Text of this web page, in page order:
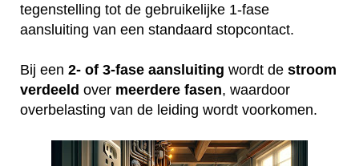
tegenstelling tot de gebruikelijke 1-fase
aansluiting van een standaard stopcontact.
Bij een 2- of 3-fase aansluiting wordt de stroom
verdeeld over meerdere fasen, waardoor
overbelasting van de leiding wordt voorkomen.